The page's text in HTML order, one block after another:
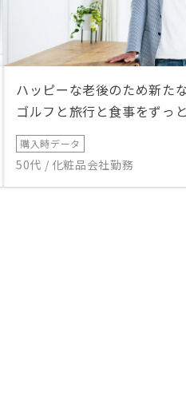
ハッピーな老後のため新た
ゴルフと旅行と食事をずっ
購入時データ
50代 / 化粧品会社勤務